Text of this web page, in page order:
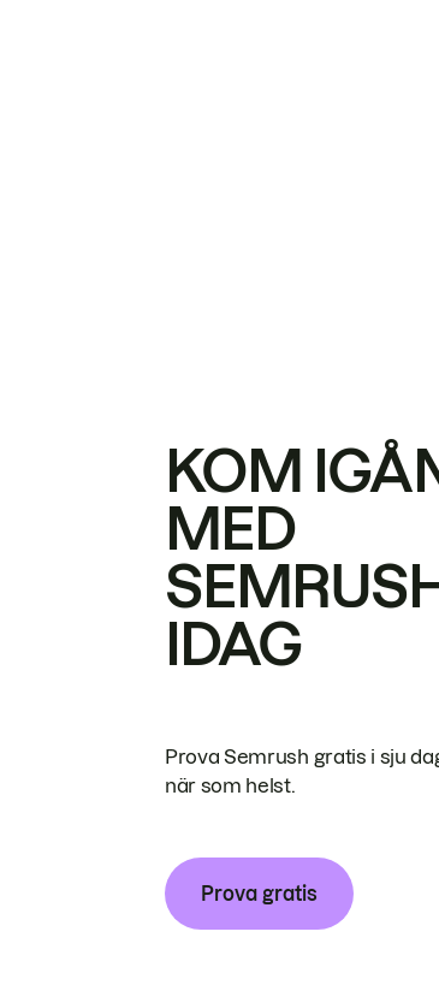
KOM
MED
IDAG
Prova Semrush gratis i sju
när som helst.
Prova gratis